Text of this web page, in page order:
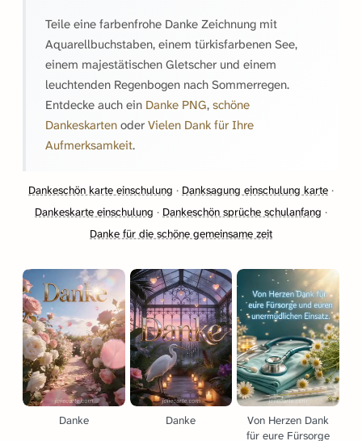
Teile eine farbenfrohe Danke Zeichnung mit
Aquarellbuchstaben, einem türkisfarbenen See,
einem majestätischen Gletscher und einem
leuchtenden Regenbogen nach Sommerregen.
Entdecke auch ein Danke PNG, schöne
Dankeskarten oder Vielen Dank für Ihre
Aufmerksamkeit.
Dankeschön karte einschulung · Danksagung einschulung karte ·
Dankeskarte einschulung · Dankeschön sprüche schulanfang ·
Danke für die schöne gemeinsame zeit
Danke Danke
Von Herzen Dank
für eure Fürsorge